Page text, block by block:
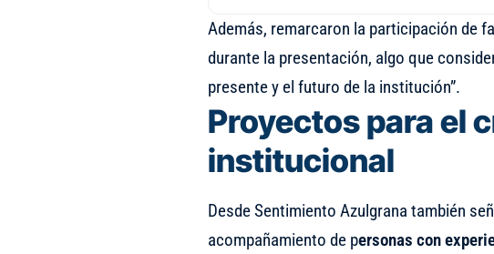
Además, remarcaron la participación de
durante la presentación, algo que
presente y el futuro de la institución”.
Proyectos para el
institucional
Desde Sentimiento Azulgrana también
acompañamiento de personas con